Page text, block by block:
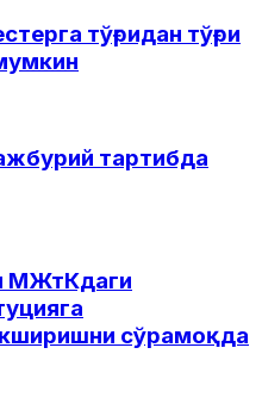
тўғридан тўғри
тартибда
МЖтКдаги
сўрамоқда